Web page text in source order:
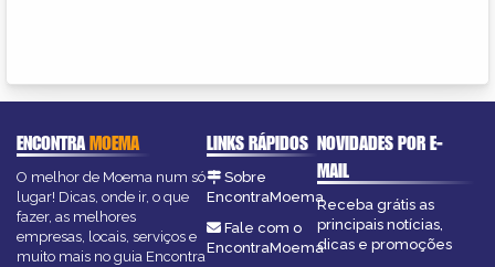
ENCONTRAMOEMA
O melhor de Moema num só
lugar! Dicas, onde ir, o que
fazer, as melhores
empresas, locais, serviços e
muito mais no guia Encontra
LINKS RÁPIDOS
Sobre
EncontraMoema
Fale com o
EncontraMoema
NOVIDADES POR E-
MAIL
Receba grátis as
principais notícias,
dicas e promoções